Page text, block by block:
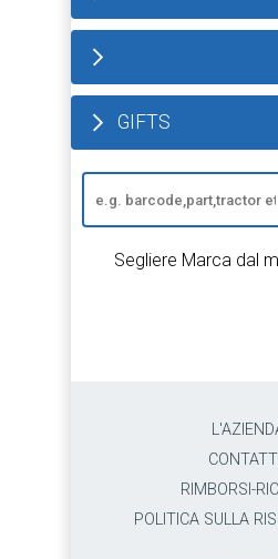
GIFTS
Segliere Marca dal
RIMBORSI-
POLITICA SULLA